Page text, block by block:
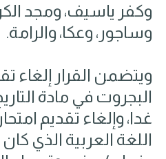
وكفر ياسيف، ومجد
وساجور، وعكا، والرامة.
ويتضمن القرار إلغاء
البجروت في مادة
غدا، وإلغاء تقديم
اللغة العربية الذي